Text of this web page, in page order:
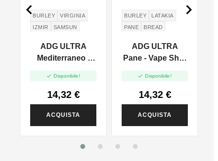
BURLEY
VIRGINIA
IZMIR
SAMSUN
ADG ULTRA
Mediterraneo -
 Disponibile!
14,32 €
ACQUISTA
BURLEY
LATAKIA
PANE
BREAD
ADG ULTRA
Pane - Vape Shot
 Disponibile!
14,32 €
ACQUISTA
 